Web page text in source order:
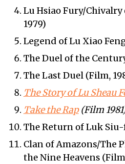
Lu Hsiao Fury/
1979)
Legend of Lu Xiao
The Duel of the
The Last Duel (Film,
The Story of Lu Sheau
Take the Rap(Film
The Return of Luk Siu-
Clan of Amazons/The
the Nine Heavens